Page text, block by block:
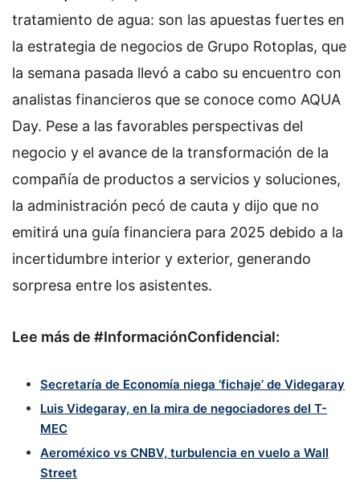
tratamiento de agua: son las apuestas fuertes en
la estrategia de negocios de Grupo Rotoplas, que
la semana pasada llevó a cabo su encuentro con
analistas financieros que se conoce como AQUA
Day. Pese a las favorables perspectivas del
negocio y el avance de la transformación de la
compañía de productos a servicios y soluciones,
la administración pecó de cauta y dijo que no
emitirá una guía financiera para 2025 debido a la
incertidumbre interior y exterior, generando
sorpresa entre los asistentes.
Lee más de #InformaciónConfidencial:
Secretaría de Economía niega ‘fichaje’ de Videgaray
Luis Videgaray, en la mira de negociadores del T-
MEC
Aeroméxico vs CNBV, turbulencia en vuelo a Wall
Street